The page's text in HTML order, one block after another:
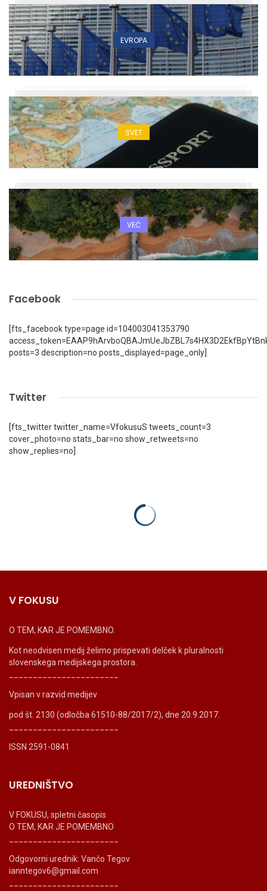
EVROPA
SVET
VEČ
Facebook
[fts_facebook type=page id=104003041353790
posts=3 description=no posts_displayed=page_only]
Twitter
[fts_twitter twitter_name=VfokusuS tweets_count=3
cover_photo=no stats_bar=no show_retweets=no
show_replies=no]
V FOKUSU
O TEM, KAR JE POMEMBNO.
Kot neodvisen medij želimo prispevati delček k pluralnosti
slovenskega medijskega prostora.
Vpisan v razvid medijev
pod št. 2130 (odločba 61510-88/2017/2), dne 20.9.2017.
ISSN 2591-0841
UREDNIŠTVO
V FOKUSU, spletni časopis
O TEM, KAR JE POMEMBNO
Odgovorni urednik: Vančo Tegov
ianntegov6@gmail.com